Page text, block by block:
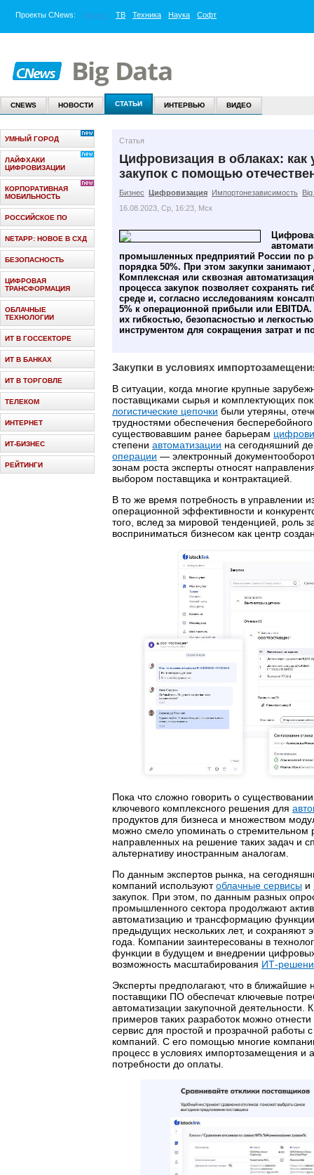
Проекты CNews: Маркет ТВ Техника Наука Софт
CNEWS НОВОСТИ СТАТЬИ ИНТЕРВЬЮ ВИДЕО
Статья
Цифровизация в облаках: как
закупок с помощью
Бизнес Цифровизация Импортонезависимость
16.08.2023, Ср, 16:23, Мск
промышленных предприятий России по
порядка 50%. При этом закупки
Комплексная или сквозная
процесса закупок позволяет сохранять
среде и, согласно исследованиям
5% к операционной прибыли или
их гибкостью, безопасностью и
инструментом для сокращения затрат и
Закупки в условиях
В ситуации, когда многие крупные
поставщиками сырья и комплектующих
логистические цепочки были утеряны,
трудностями обеспечения
существовавшим ранее барьерам
степени автоматизации на сегодняшний
операции — электронный
зонам роста эксперты относят
выбором поставщика и контрактацией.
В то же время потребность в управлении
операционной эффективности и
того, вслед за мировой тенденцией, роль
восприниматься бизнесом как центр
Пока что сложно говорить о
ключевого комплексного решения для
продуктов для бизнеса и множеством
можно смело упоминать о стремительном
направленных на решение таких задач и
альтернативу иностранным аналогам.
По данным экспертов рынка, на
компаний используютоблачные сервисы и
закупок. При этом, по данным разных
промышленного сектора продолжают
автоматизацию и трансформацию
предыдущих нескольких лет, и сохраняют
года. Компании заинтересованы в
функции в будущем и внедрении
возможность масштабирования ИТ-
Эксперты предполагают, что в ближайшие
поставщики ПО обеспечат ключевые
автоматизации закупочной
примеров таких разработок можно отнести
сервис для простой и прозрачной работы
компаний. С его помощью многие
процесс в условиях импортозамещения и
потребности до оплаты.
УМНЫЙ ГОРОД
ЛАЙФХАКИ
ЦИФРОВИЗАЦИИ
КОРПОРАТИВНАЯ
МОБИЛЬНОСТЬ
РОССИЙСКОЕ ПО
NETAPP: НОВОЕ В СХД
БЕЗОПАСНОСТЬ
ЦИФРОВАЯ
ТРАНСФОРМАЦИЯ
ОБЛАЧНЫЕ
ТЕХНОЛОГИИ
ИТ В ГОССЕКТОРЕ
ИТ В БАНКАХ
ИТ В ТОРГОВЛЕ
ТЕЛЕКОМ
ИНТЕРНЕТ
ИТ-БИЗНЕС
РЕЙТИНГИ